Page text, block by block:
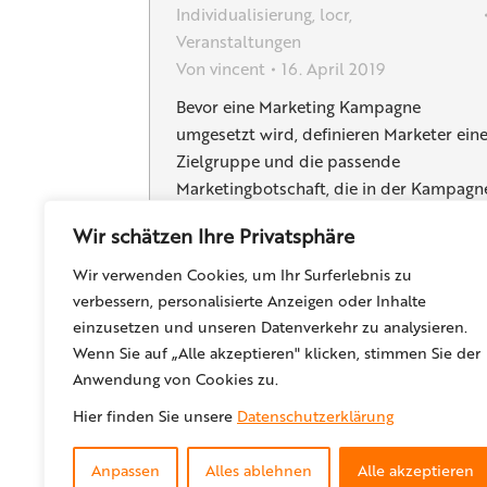
Wir schätzen Ihre Privatsphäre
Wir verwenden Cookies, um Ihr Surferlebnis zu
verbessern, personalisierte Anzeigen oder Inhalte
einzusetzen und unseren Datenverkehr zu analysieren.
Wenn Sie auf „Alle akzeptieren" klicken, stimmen Sie der
Anwendung von Cookies zu.
Hier finden Sie unsere Datenschutzerklärung
Anpassen Alles ablehnen Alle akzeptieren
Individualisierung, locr,
Veranstaltungen
Von vincent
16. April 2019
Bevor eine Marketing Kampagne
umgesetzt wird, definieren Marketer eine
Zielgruppe und die passende
Marketingbotschaft, die in der
Publikum, dass am ehesten auf das
Angebot der Kampagne reagieren würde.
Diese Entscheidung wird auf Basis von
Kundendaten getroffen. Big Data eröffnet
Marketern unendliche Möglichkeiten zur
Personalisierung. Doch für viele
Unternehmen…